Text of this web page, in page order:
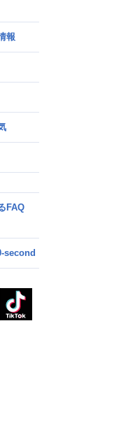
・奄美地方
つまで続く？
報
FAQ
second